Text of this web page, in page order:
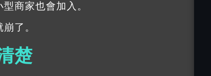
商家也會加入。
了。
楚